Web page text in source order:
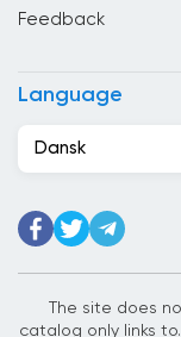
Costa Rica
Danmark
Djibouti
Feedback
Language
Dansk
The site does
catalog only links